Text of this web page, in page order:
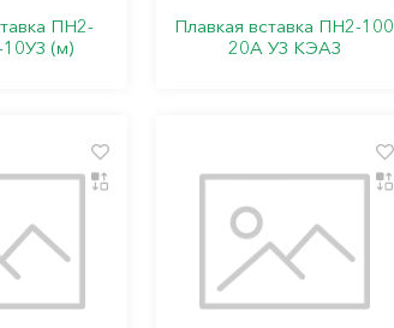
ПН2-
(м)
Плавкая вставка ПН2-100
20А УЗ КЭАЗ